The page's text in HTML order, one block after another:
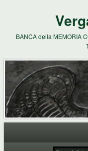
BANCA della MEMORIA